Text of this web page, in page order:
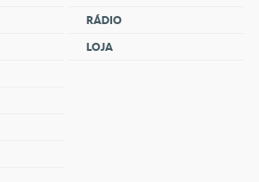
RÁDIO
LOJA